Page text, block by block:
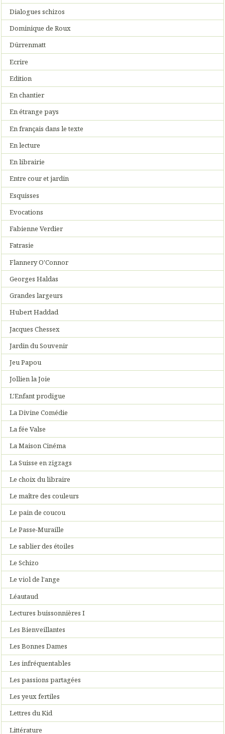
Dialogues schizos
Dominique de Roux
Dürrenmatt
Ecrire
Edition
En chantier
En étrange pays
En français dans le texte
En lecture
En librairie
Entre cour et jardin
Esquisses
Evocations
Fabienne Verdier
Fatrasie
Flannery O'Connor
Georges Haldas
Grandes largeurs
Hubert Haddad
Jacques Chessex
Jardin du Souvenir
Jeu Papou
Jollien la Joie
L'Enfant prodigue
La Divine Comédie
La fée Valse
La Maison Cinéma
La Suisse en zigzags
Le choix du libraire
Le maître des couleurs
Le pain de coucou
Le Passe-Muraille
Le sablier des étoiles
Le Schizo
Le viol de l'ange
Léautaud
Lectures buissonnières I
Les Bienveillantes
Les Bonnes Dames
Les infréquentables
Les passions partagées
Les yeux fertiles
Lettres du Kid
Littérature